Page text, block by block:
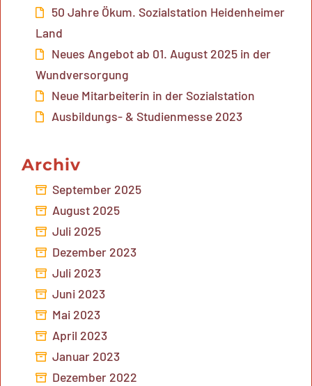
50 Jahre Ökum. Sozialstation Heidenheimer
Land
Neues Angebot ab 01. August 2025 in der
Wundversorgung
Neue Mitarbeiterin in der Sozialstation
Ausbildungs- & Studienmesse 2023
Archiv
September 2025
August 2025
Juli 2025
Dezember 2023
Juli 2023
Juni 2023
Mai 2023
April 2023
Januar 2023
Dezember 2022